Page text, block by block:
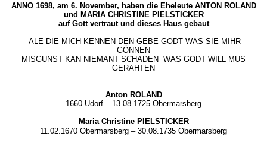
ANNO 1698, am 6. November, haben die Eheleute ANTON ROLAND
und MARIA CHRISTINE PIELSTICKER
auf Gott vertraut und dieses Haus gebaut
ALE DIE MICH KENNEN DEN GEBE GODT WAS SIE MIHR
GÖNNEN
MISGUNST KAN NIEMANT SCHADEN WAS GODT WILL MUS
GERAHTEN
Anton ROLAND
1660 Udorf – 13.08.1725 Obermarsberg
Maria Christine PIELSTICKER
11.02.1670 Obermarsberg – 30.08.1735 Obermarsberg